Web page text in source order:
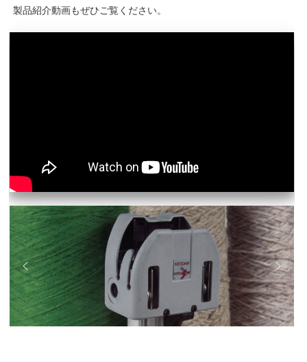
製品紹介動画もぜひご覧ください。